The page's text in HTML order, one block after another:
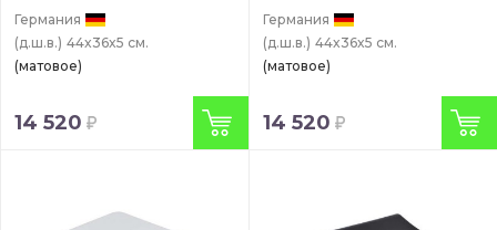
Германия
(д.ш.в.) 44x36x5 см.
(матовое)
14 520
Германия
(д.ш.в.) 44x36x5 см.
(матовое)
14 520